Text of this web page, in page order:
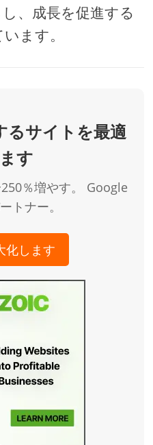
、成長を促進する
ます。
るサイトを最適
す
％増やす。 Google
トナー。
化します